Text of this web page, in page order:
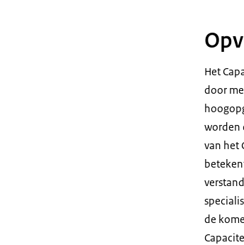
Het
door
worden
van het
de